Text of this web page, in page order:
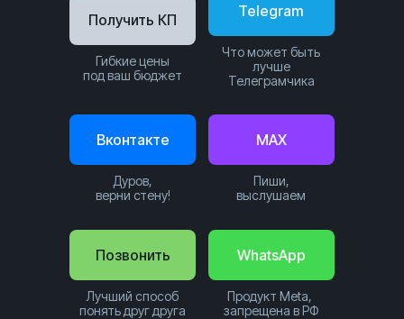
Позвонить
Лучший способ
понять друг друга
WhatsApp
Продукт Meta,
запрещена в РФ
Telegram
Что может быть
лучше
Телеграмчика
Вконтакте
Дуров,
верни стену!
Получить КП
Гибкие цены
под ваш бюджет
MAX
Пиши,
выслушаем